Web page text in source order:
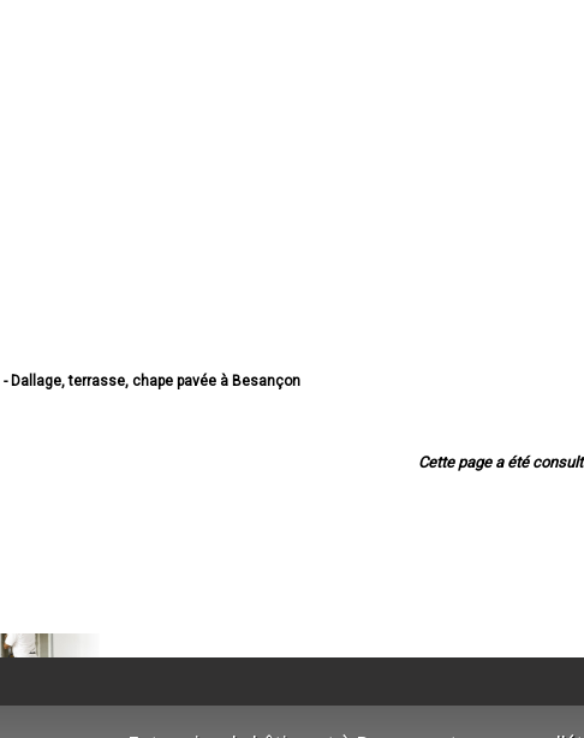
- Dallage, terrasse, chape pavée à Besançon
- Dallage, terrasse, chape pavée à Saint-Vit
terrasse, chape pavée à Pont-de-Roide
- Dallage, terrasse, chape pavée à Maîche
Cette page a été